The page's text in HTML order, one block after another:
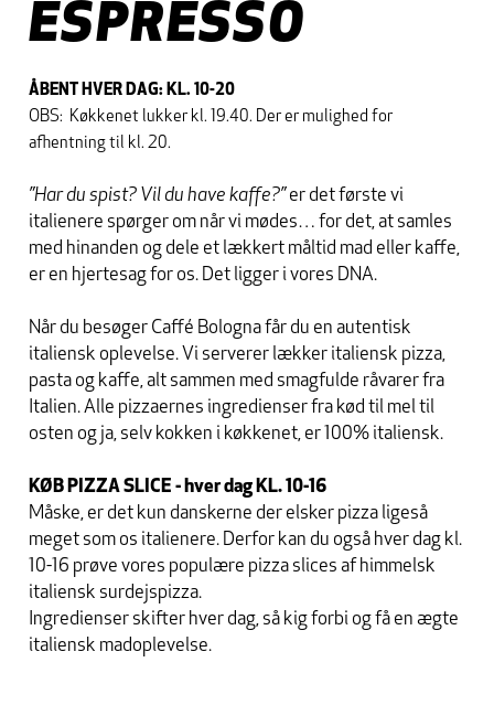
ESPRESSO
ÅBENT HVER DAG: KL. 10-20
OBS: Køkkenet lukker kl. 19.40. Der er mulighed for
afhentning til kl. 20.
”Har du spist? Vil du have kaffe?”er det første vi
italienere spørger om når vi mødes… for det, at samles
med hinanden og dele et lækkert måltid mad eller kaffe,
er en hjertesag for os. Det ligger i vores DNA.
Når du besøger Caffé Bologna får du en autentisk
italiensk oplevelse. Vi serverer lækker italiensk pizza,
pasta og kaffe, alt sammen med smagfulde råvarer fra
Italien. Alle pizzaernes ingredienser fra kød til mel til
osten og ja, selv kokken i køkkenet, er 100% italiensk.
KØB PIZZA SLICE - hver dag KL. 10-16
Måske, er det kun danskerne der elsker pizza ligeså
meget som os italienere. Derfor kan du også hver dag kl.
10-16 prøve vores populære pizza slices af himmelsk
italiensk surdejspizza.
Ingredienser skifter hver dag, så kig forbi og få en ægte
italiensk madoplevelse.